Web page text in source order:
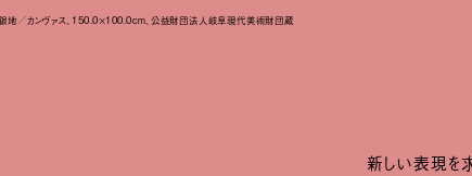
銀地／カンヴァス、150.0×100.0cm、公益財団法人岐阜現代美術財団蔵
新しい表現を